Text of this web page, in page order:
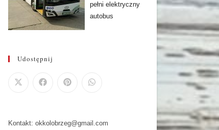
pełni elektryczny
autobus
Udostępnij
Kontakt: okkolobrzeg@gmail.com